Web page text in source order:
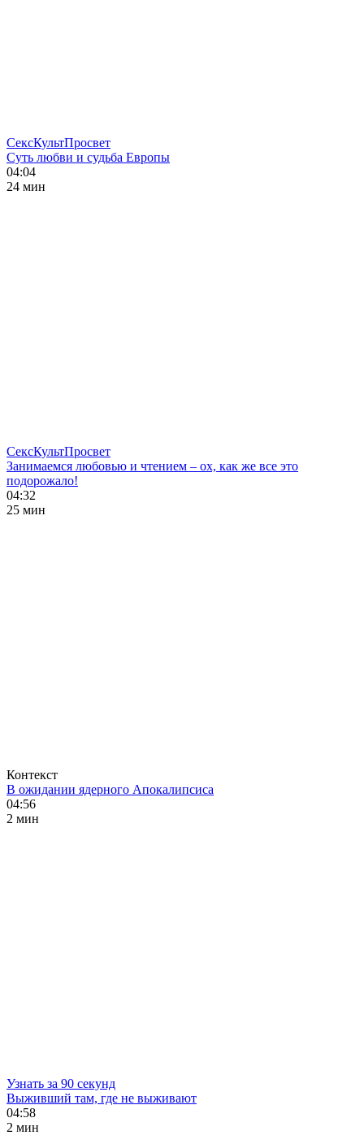
СексКультПросвет
Суть любви и судьба Европы
04:04
24 мин
СексКультПросвет
Занимаемся любовью и чтением – ох, как же все это
подорожало!
04:32
25 мин
Контекст
В ожидании ядерного Апокалипсиса
04:56
2 мин
Узнать за 90 секунд
Выживший там, где не выживают
04:58
2 мин